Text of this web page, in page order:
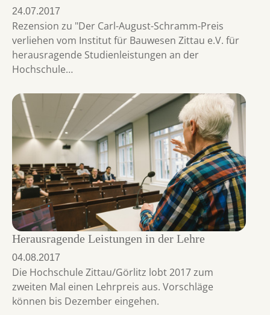
24.07.2017
Rezension zu "Der Carl-August-Schramm-Preis
verliehen vom Institut für Bauwesen Zittau e.V. für
herausragende Studienleistungen an der
Hochschule…
Herausragende Leistungen in der Lehre
04.08.2017
Die Hochschule Zittau/Görlitz lobt 2017 zum
zweiten Mal einen Lehrpreis aus. Vorschläge
können bis Dezember eingehen.